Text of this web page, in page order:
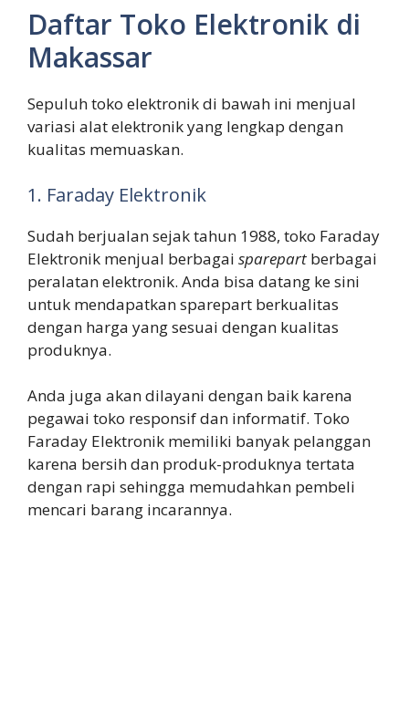
Daftar Toko Elektronik di
Makassar
Sepuluh toko elektronik di bawah ini menjual
variasi alat elektronik yang lengkap dengan
kualitas memuaskan.
1. Faraday Elektronik
Sudah berjualan sejak tahun 1988, toko Faraday
Elektronik menjual berbagai sparepart berbagai
peralatan elektronik. Anda bisa datang ke sini
untuk mendapatkan sparepart berkualitas
dengan harga yang sesuai dengan kualitas
produknya.
Anda juga akan dilayani dengan baik karena
pegawai toko responsif dan informatif. Toko
Faraday Elektronik memiliki banyak pelanggan
karena bersih dan produk-produknya tertata
dengan rapi sehingga memudahkan pembeli
mencari barang incarannya.